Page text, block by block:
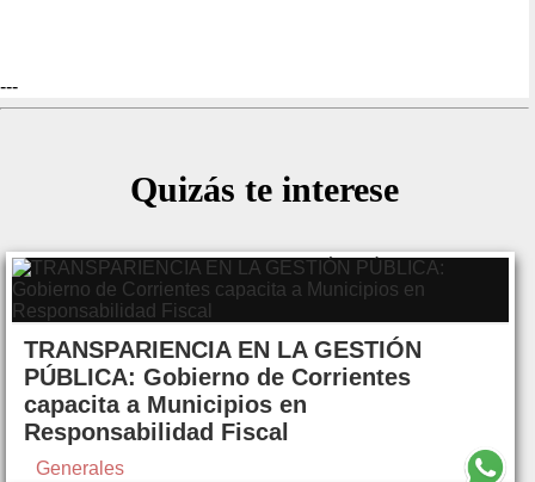
---
Quizás te interese
TRANSPARIENCIA EN LA GESTIÓN
PÚBLICA: Gobierno de Corrientes
capacita a Municipios en
Responsabilidad Fiscal
Generales